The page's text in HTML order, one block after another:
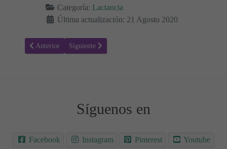
Categoría: Lactancia
Última actualización: 21 Agosto 2020
Artículo anterior: Huelgas de Lactancia y Crisis de Crecimiento
Anterior Artículo siguiente: Yodo durante la Lactancia Materna
Siguiente
Síguenos en
Facebook Instagram Pinterest Youtube